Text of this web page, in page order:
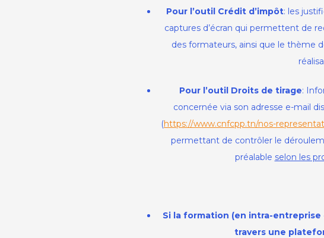
Pour l’outil Crédit d’impôt: les
captures d’écran qui permettent de
des formateurs, ainsi que le thème
Pour l’outil Droits de tirage:
concernée via son adresse e-mail
(https://www.cnfcpp.tn/nos-
permettant de contrôler le
préalable selon les
Si la formation (en intra-
travers une